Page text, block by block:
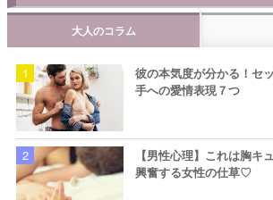
大人のコラム
彼の本気度が分かる！セ
手への愛情表現７つ
【男性心理】これは胸
興奮する女性の仕草♡